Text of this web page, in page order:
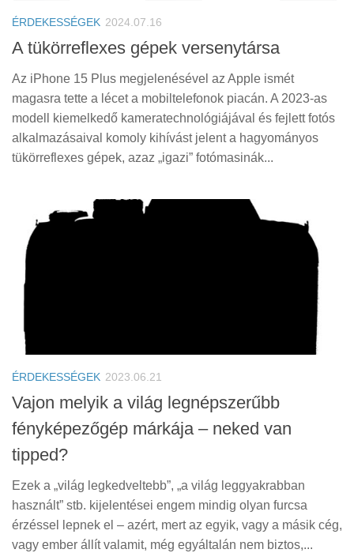
ÉRDEKESSÉGEK 2024.07.16
A tükörreflexes gépek versenytársa
Az iPhone 15 Plus megjelenésével az Apple ismét
magasra tette a lécet a mobiltelefonok piacán. A 2023-as
modell kiemelkedő kameratechnológiájával és fejlett fotós
alkalmazásaival komoly kihívást jelent a hagyományos
tükörreflexes gépek, azaz „igazi” fotómasinák...
ÉRDEKESSÉGEK 2023.06.21
Vajon melyik a világ legnépszerűbb
fényképezőgép márkája – neked van
tipped?
Ezek a „világ legkedveltebb”, „a világ leggyakrabban
használt” stb. kijelentései engem mindig olyan furcsa
érzéssel lepnek el – azért, mert az egyik, vagy a másik cég,
vagy ember állít valamit, még egyáltalán nem biztos,...